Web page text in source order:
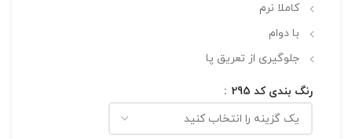
کاملا نرم
با دوام
جلوگیری از تعریق پا
رنگ بندی کد 295